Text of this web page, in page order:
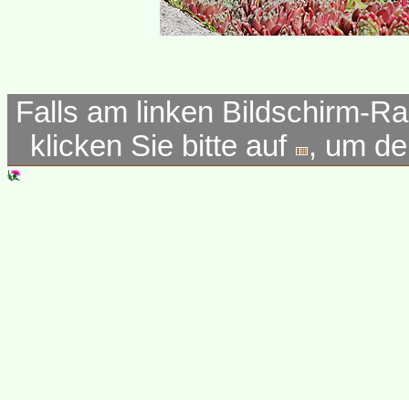
Falls am linken Bildschirm-
klicken Sie bitte auf
, um